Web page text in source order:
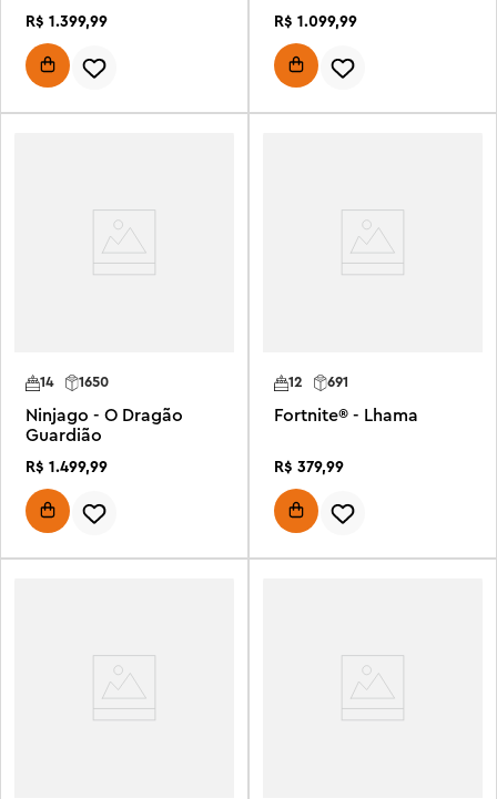
R$ 1 .399,99 R$ 1 .099,99
1650
14
Ninjago - O Dragão
Guardião
R$ 1 .499,99
691
12
Fortnite® - Lhama
R$ 379,99